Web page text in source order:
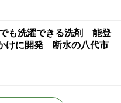
も洗濯できる洗剤 能登
けに開発 断水の八代市